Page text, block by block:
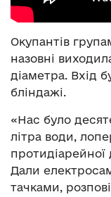
Окупантів
назовні
діаметра. Вхід
бліндажі.
«Нас було
літра води,
протидіарейної
Дали
тачками,